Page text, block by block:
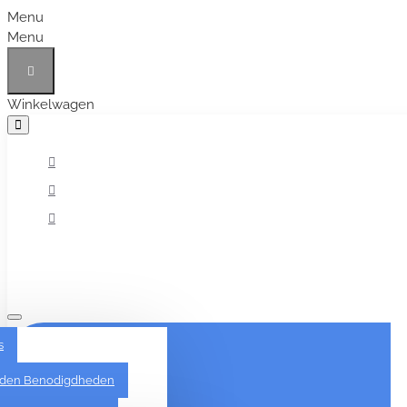
Menu
Menu
Winkelwagen
Alles
Benodigdheden